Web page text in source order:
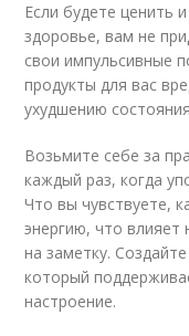
Если будете ценить
здоровье, вам не
свои импульсивные
продукты для вас
ухудшению
Возьмите себе за
каждый раз, когда
Что вы чувствуете,
энергию, что влияет
на заметку.
который
настроение.